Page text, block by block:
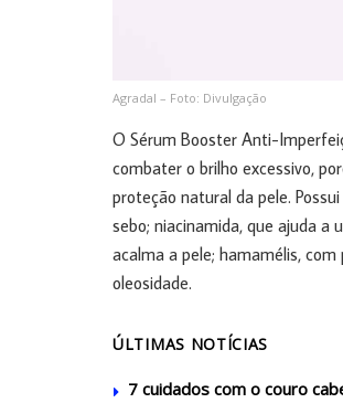
Agradal – Foto: Divulgação
O Sérum Booster Anti-
combater o brilho excessivo,
proteção natural da pele.
sebo; niacinamida, que ajuda a
acalma a pele; hamamélis,
oleosidade.
ÚLTIMAS NOTÍCIAS
7 cuidados com o couro